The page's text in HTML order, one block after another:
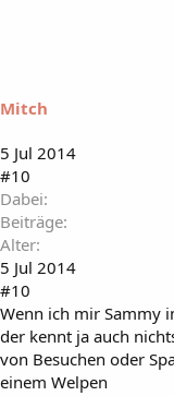
Mitch
5 Jul 2014
#10
Dabei
Beiträge
Alter
5 Jul 2014
#10
Wenn ich mir Sammy
der kennt ja auch
von Besuchen oder
einem Welpen